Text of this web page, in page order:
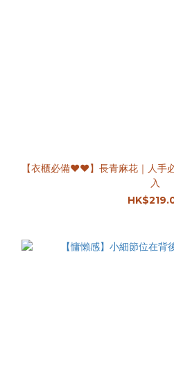
【衣櫃必備♥︎♥︎】長青麻花｜人手
入